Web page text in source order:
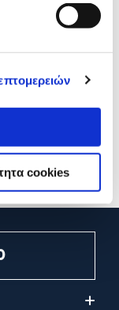
cookies
222 No 3